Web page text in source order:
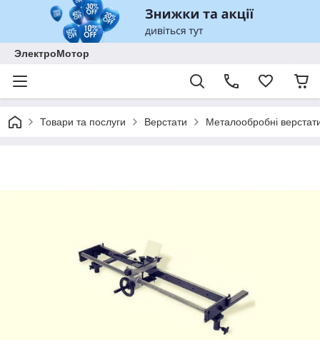
ЭлектроМотор
Товари та послуги Верстати Металообробні